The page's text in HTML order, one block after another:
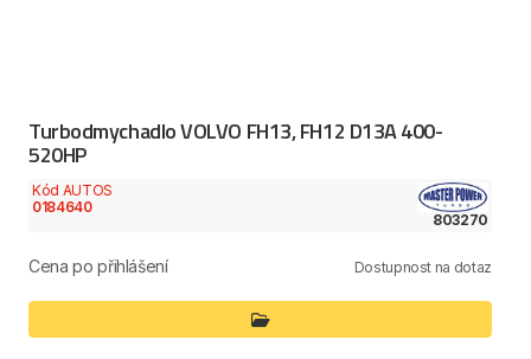
Turbodmychadlo VOLVO FH13, FH12 D13A 400-
520HP
Kód AUTOS
0184640
803270
Cena po přihlášení Dostupnost na dotaz